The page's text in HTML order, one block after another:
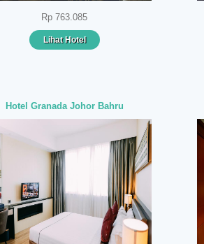
Rp 763.085
Lihat Hotel
Hotel Granada Johor Bahru